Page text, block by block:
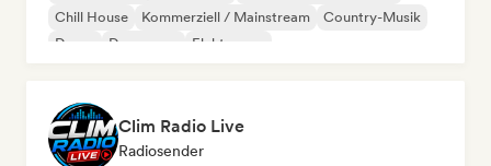
Chill House
Kommerziell / Mainstream
Country-Musik
Dance
Dance pop Elektropop
Clim Radio Live
Radiosender